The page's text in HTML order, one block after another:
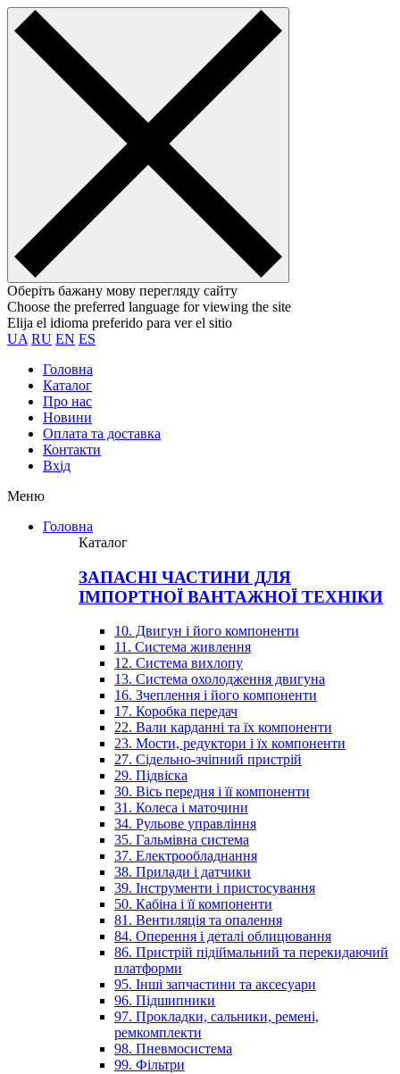
Оберіть бажану мову перегляду сайту
Choose the preferred language for viewing the site
Elija el idioma preferido para ver el sitio
UA RU EN ES
Головна
Каталог
Про нас
Новини
Оплата та доставка
Контакти
Вхiд
Меню
Головна
Каталог
ЗАПАСНІ ЧАСТИНИ ДЛЯ
ІМПОРТНОЇ ВАНТАЖНОЇ ТЕХНІКИ
10. Двигун і його компоненти
11. Система живлення
12. Система вихлопу
13. Система охолодження двигуна
16. Зчеплення і його компоненти
17. Коробка передач
22. Вали карданні та їх компоненти
23. Мости, редуктори і їх компоненти
27. Сідельно-зчіпний пристрій
29. Підвіска
30. Вісь передня і її компоненти
31. Колеса і маточини
34. Рульове управління
35. Гальмівна система
37. Електрообладнання
38. Прилади і датчики
39. Інструменти і пристосування
50. Кабіна і її компоненти
81. Вентиляція та опалення
84. Оперення і деталі облицювання
86. Пристрій підіймальний та перекидаючий
платформи
95. Інші запчастини та аксесуари
96. Підшипники
97. Прокладки, сальники, ремені,
ремкомплекти
98. Пневмосистема
99. Фільтри